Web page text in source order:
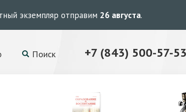
экземпляр отправим 26 августа.
Поиск +7 (843) 500-57-53